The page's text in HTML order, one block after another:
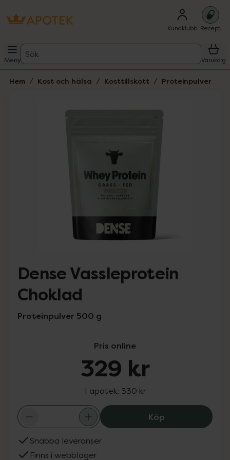
Kundklubb Recept
Meny
Sök
Varukorg
Hem Kost och hälsa Kosttillskott Proteinpulver
Lista: . Innehåller 1 objekt.
Hoppa över Lista
Dense Vassleprotein
Choklad
Proteinpulver 500 g
Pris online
329 kr
I apotek: 330 kr
KöpDense
Snabba leveranser
Finns i webblager